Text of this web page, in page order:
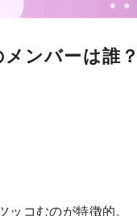
ンバーは誰？
コむのが特徴的。